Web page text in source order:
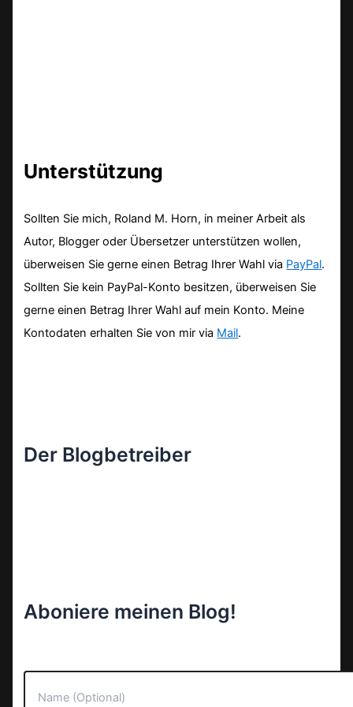
Unterstützung
Sollten Sie mich, Roland M. Horn, in meiner Arbeit als
Autor, Blogger oder Übersetzer unterstützen wollen,
überweisen Sie gerne einen Betrag Ihrer Wahl via PayPal.
Sollten Sie kein PayPal-Konto besitzen, überweisen Sie
gerne einen Betrag Ihrer Wahl auf mein Konto. Meine
Kontodaten erhalten Sie von mir via Mail.
Der Blogbetreiber
Aboniere meinen Blog!